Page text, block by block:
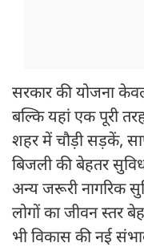
सरकार की योजना
बल्कि यहां एक पूरी
शहर में चौड़ी सड़कें,
बिजली की बेहतर
अन्य जरूरी नागरिक
लोगों का जीवन स्तर
भी विकास की नई